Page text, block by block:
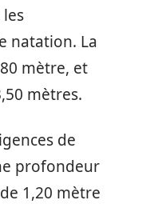
natation. La
mètre, et
mètres.
de
profondeur
1,20 mètre